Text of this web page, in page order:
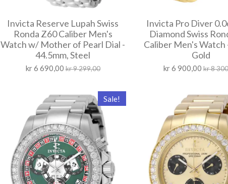
Invicta Reserve Lupah Swiss
Ronda Z60 Caliber Men's
Watch w/ Mother of Pearl Dial -
44.5mm, Steel
kr 6 690,00 kr 9 299,00
Invicta Pro Diver
Diamond Swiss
Caliber Men's Watch
Gold
kr 6 900,00 kr 8
Sale!